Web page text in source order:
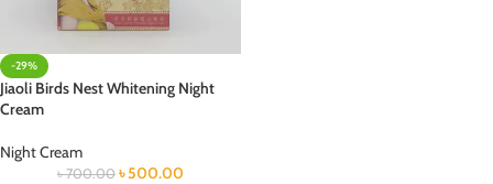
-29%
Jiaoli Birds Nest Whitening Night
Cream
Night Cream
৳700.00 ৳500.00